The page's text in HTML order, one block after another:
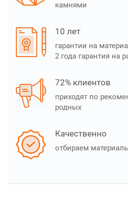
камнями
10 лет
гарантии на
2 года гарантия на
72% клиентов
приходят по
родных
Качественно
отбираем